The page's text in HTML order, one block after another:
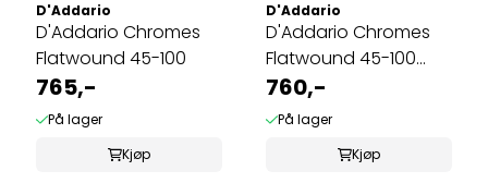
D'Addario
D'Addario Chromes
Flatwound 45-100
765,-
På lager
Kjøp
D'Addario
D'Addario Chromes
Flatwound 45-100
(Medium Scale)
760,-
På lager
Kjøp